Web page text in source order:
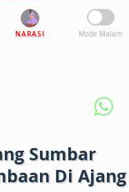
NARASI Mode Malam
Sumbar
Di Ajang